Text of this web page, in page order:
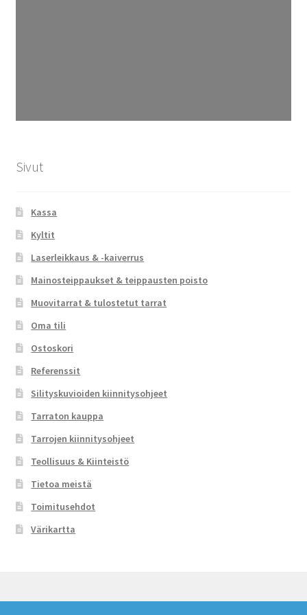
Sivut
Kassa
Kyltit
Laserleikkaus & -kaiverrus
Mainosteippaukset & teippausten poisto
Muovitarrat & tulostetut tarrat
Oma tili
Ostoskori
Referenssit
Silityskuvioiden kiinnitysohjeet
Tarraton kauppa
Tarrojen kiinnitysohjeet
Teollisuus & Kiinteistö
Tietoa meistä
Toimitusehdot
Värikartta